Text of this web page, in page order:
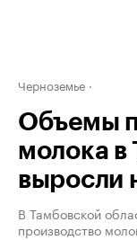
Черноземье
Объемы
молока в
выросли
В Тамбовской
производство